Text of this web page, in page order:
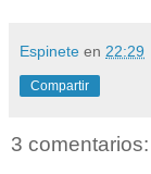
Espinete en 22:29
Compartir
3 comentarios: